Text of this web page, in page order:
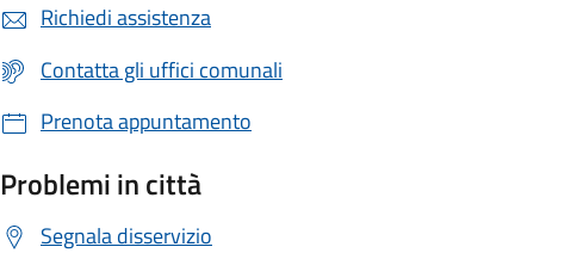
Richiedi assistenza
Contatta gli uffici comunali
Prenota appuntamento
Problemi in città
Segnala disservizio